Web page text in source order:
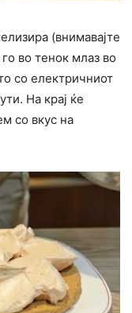
(внимавајте
во тенок млаз во
со електричниот
На крај ќе
со вкус на